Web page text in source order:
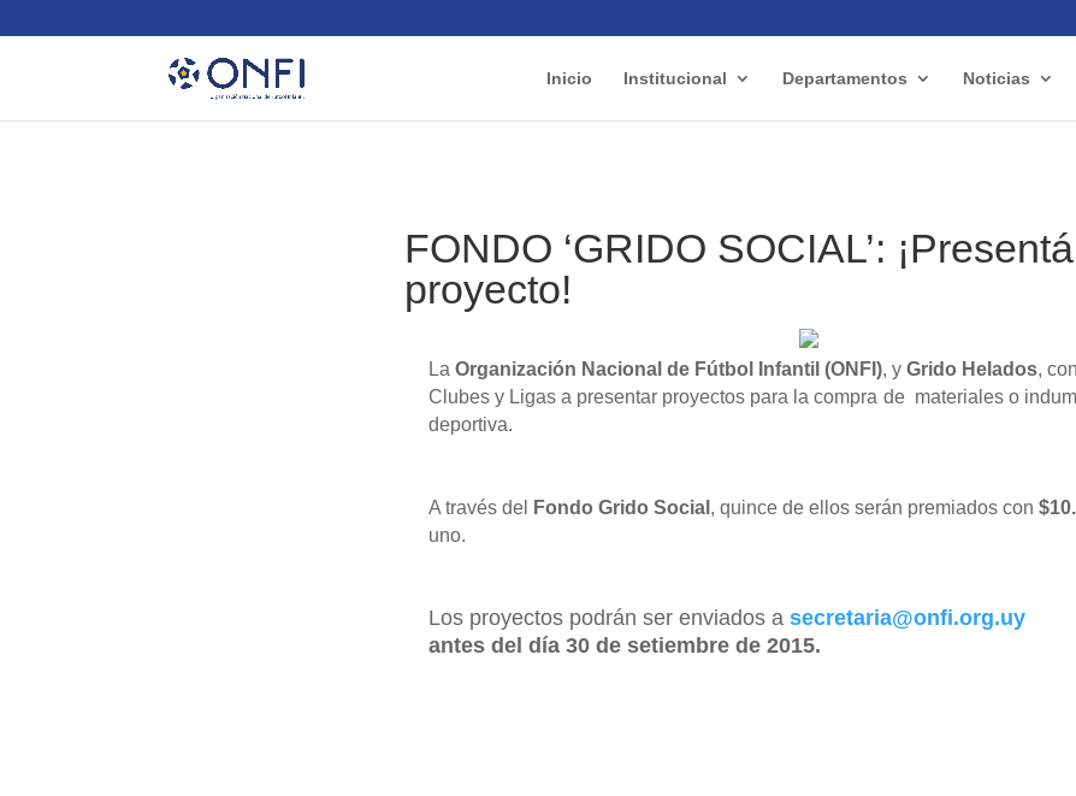
Inicio Institucional Departamentos Noticias
FONDO ‘GRIDO SOCIAL’:
proyecto!
La Organización Nacional de Fútbol Infantil (ONFI), y Grido Helados,
Clubes y Ligas a presentar proyectos para la compra de materiales o
deportiva.
A través del Fondo Grido Social , quince de ellos serán premiados con
uno.
Los proyectos podrán ser enviados a secretaria@onfi.org.uy
antes del día 30 de setiembre de 2015.